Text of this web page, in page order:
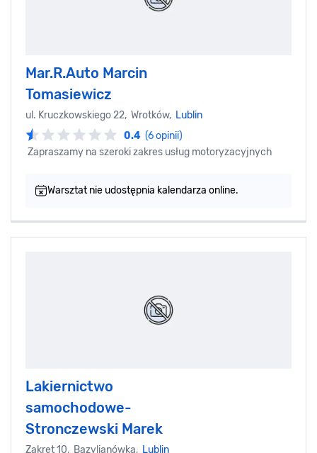
Mar.R.Auto Marcin
Tomasiewicz
ul. Kruczkowskiego 22, Wrotków, Lublin
0.4 (6 opinii)
Zapraszamy na szeroki zakres usług motoryzacyjnych
Warsztat nie udostępnia kalendarza online.
Lakiernictwo
samochodowe-
Stronczewski Marek
Zakręt 10, Bazylianówka, Lublin